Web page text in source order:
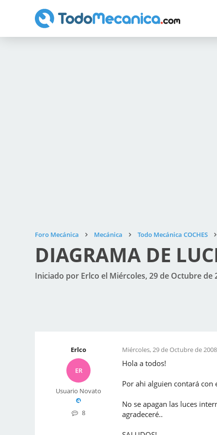
Foro Mecánica Mecánica Todo Mecánica COCHES
DIAGRAMA DE
Iniciado por Erlco el Miércoles, 29 de Octubre de
Erlco
ER
Usuario Novato
8
Miércoles, 29 de Octubre de
Hola a todos!
Por ahi alguien contará
No se apagan las luces
agradeceré..